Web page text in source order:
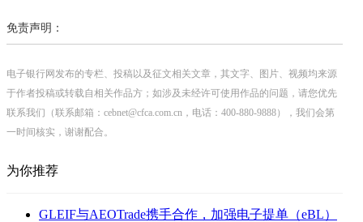
免责声明：
电子银行网发布的专栏、投稿以及征文相关文章，其文字、图片、视频均来源
于作者投稿或转载自相关作品方；如涉及未经许可使用作品的问题，请您优先
联系我们（联系邮箱：cebnet@cfca.com.cn，电话：400-880-9888），我们会第
一时间核实，谢谢配合。
为你推荐
GLEIF与AEOTrade携手合作，加强电子提单（eBL）